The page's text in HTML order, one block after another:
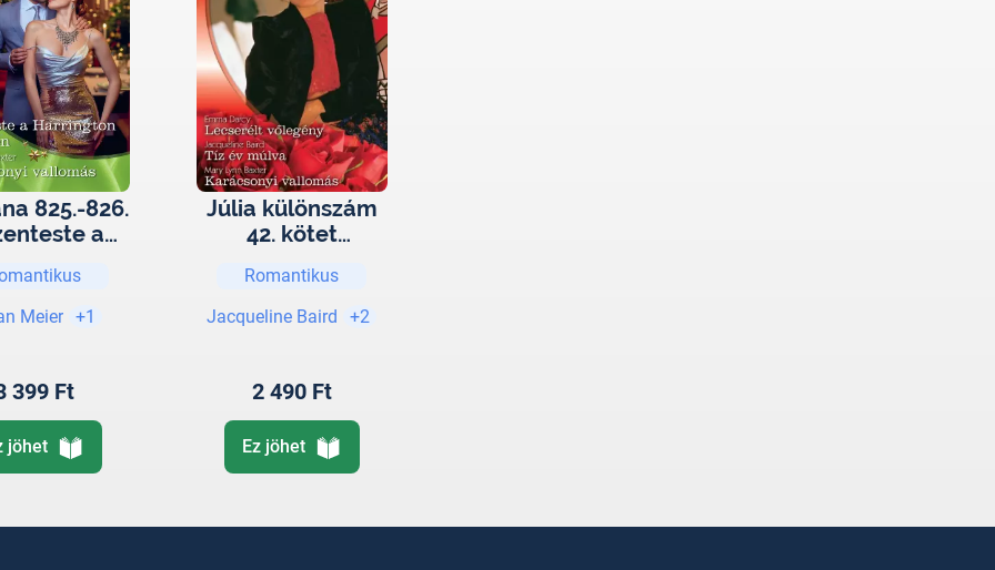
825.-826.
a
Meier +1
399 Ft
jöhet
Júlia különszám
42. kötet
vőlegény, Tíz év
múlva,
Romantikus
Jacqueline Baird
+2
2 490 Ft
Ez jöhet